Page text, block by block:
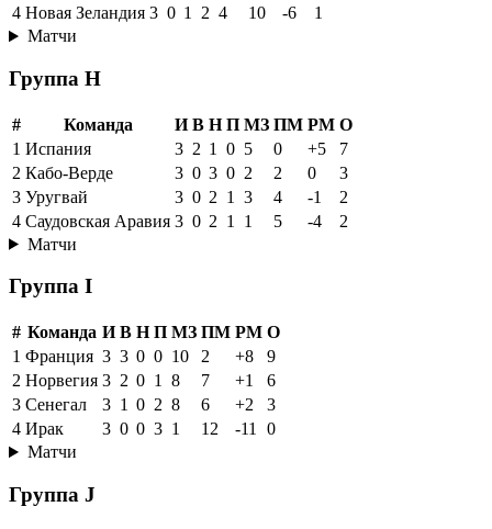
4 Новая Зеландия 3 0 1 2 4 10 -6
1
Матчи
Группа H
# Команда И В Н П МЗ ПМ РМ О
1 Испания 3 2 1 0 5 0 +5
7
2 Кабо-Верде 3 0 3 0 2 2 0
3
3 Уругвай 3 0 2 1 3 4 -1
2
4 Саудовская Аравия 3 0 2 1 1 5 -4
2
Матчи
Группа I
# Команда И В Н П МЗ ПМ РМ О
1 Франция 3 3 0 0 10 2 +8
9
2 Норвегия 3 2 0 1 8 7 +1
6
3 Сенегал 3 1 0 2 8 6 +2
3
4 Ирак 3 0 0 3 1 12 -11
0
Матчи
Группа J